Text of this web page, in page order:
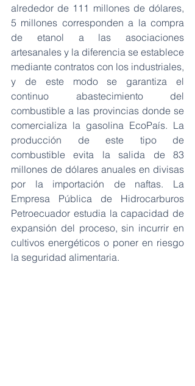
alrededor de 111 millones de dólares,
5 millones corresponden a la compra
de etanol a las asociaciones
artesanales y la diferencia se establece
mediante contratos con los industriales,
y de este modo se garantiza el
continuo abastecimiento del
combustible a las provincias donde se
comercializa la gasolina EcoPaís. La
producción de este tipo de
combustible evita la salida de 83
millones de dólares anuales en divisas
por la importación de naftas. La
Empresa Pública de Hidrocarburos
Petroecuador estudia la capacidad de
expansión del proceso, sin incurrir en
cultivos energéticos o poner en riesgo
la seguridad alimentaria.